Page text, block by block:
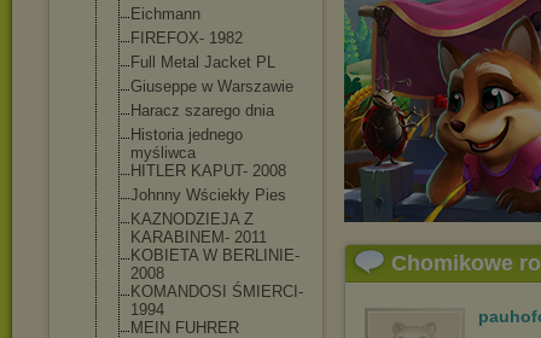
Eichmann
FIREFOX- 1982
Full Metal Jacket PL
Giuseppe w Warszawie
Haracz szarego dnia
Historia jednego
myśliwca
HITLER KAPUT- 2008
Johnny Wściekły Pies
KAZNODZIEJA Z
KARABINEM- 2011
KOBIETA W BERLINIE-
2008
KOMANDOSI ŚMIERCI-
1994
MEIN FUHRER
Chomikowe